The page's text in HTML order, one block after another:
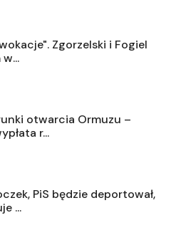
Zgorzelski i Fogiel
otwarcia Ormuzu –
r...
PiS będzie deportował,
...